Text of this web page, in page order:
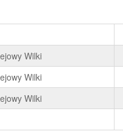
Wilki
Wilki
Wilki